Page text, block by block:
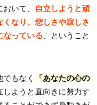
いて、
自立しようと頑
なり、悲しさや寂しさ
なっている 、ということ
もなく
「あなたの心の
しようと直向きに努力す